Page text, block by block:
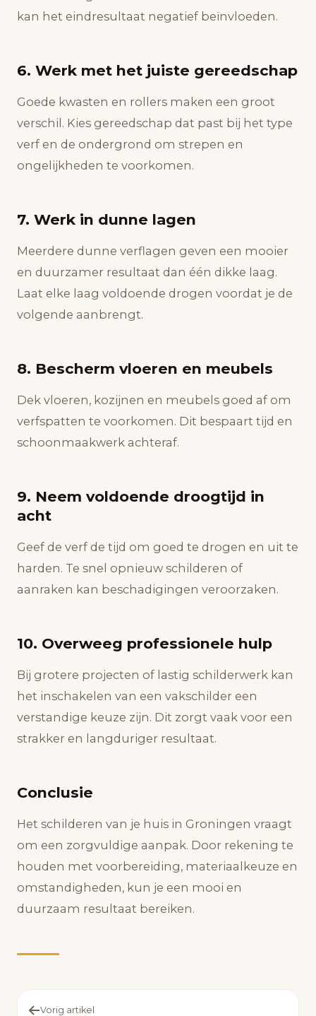
kan het eindresultaat negatief beïnvloeden.
6. Werk met het juiste gereedschap
Goede kwasten en rollers maken een groot
verschil. Kies gereedschap dat past bij het type
verf en de ondergrond om strepen en
ongelijkheden te voorkomen.
7. Werk in dunne lagen
Meerdere dunne verflagen geven een mooier
en duurzamer resultaat dan één dikke laag.
Laat elke laag voldoende drogen voordat je de
volgende aanbrengt.
8. Bescherm vloeren en meubels
Dek vloeren, kozijnen en meubels goed af om
verfspatten te voorkomen. Dit bespaart tijd en
schoonmaakwerk achteraf.
9. Neem voldoende droogtijd in
acht
Geef de verf de tijd om goed te drogen en uit te
harden. Te snel opnieuw schilderen of
aanraken kan beschadigingen veroorzaken.
10. Overweeg professionele hulp
Bij grotere projecten of lastig schilderwerk kan
het inschakelen van een vakschilder een
verstandige keuze zijn. Dit zorgt vaak voor een
strakker en langduriger resultaat.
Conclusie
Het schilderen van je huis in Groningen vraagt
om een zorgvuldige aanpak. Door rekening te
houden met voorbereiding, materiaalkeuze en
omstandigheden, kun je een mooi en
duurzaam resultaat bereiken.
Vorig artikel